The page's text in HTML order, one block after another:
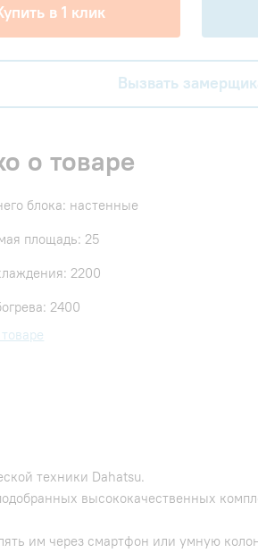
в 1 клик
Вызвать
о товаре
блока: настенные
площадь: 25
2200
2400
техники Dahatsu.
высококачественных
им через смартфон или умную